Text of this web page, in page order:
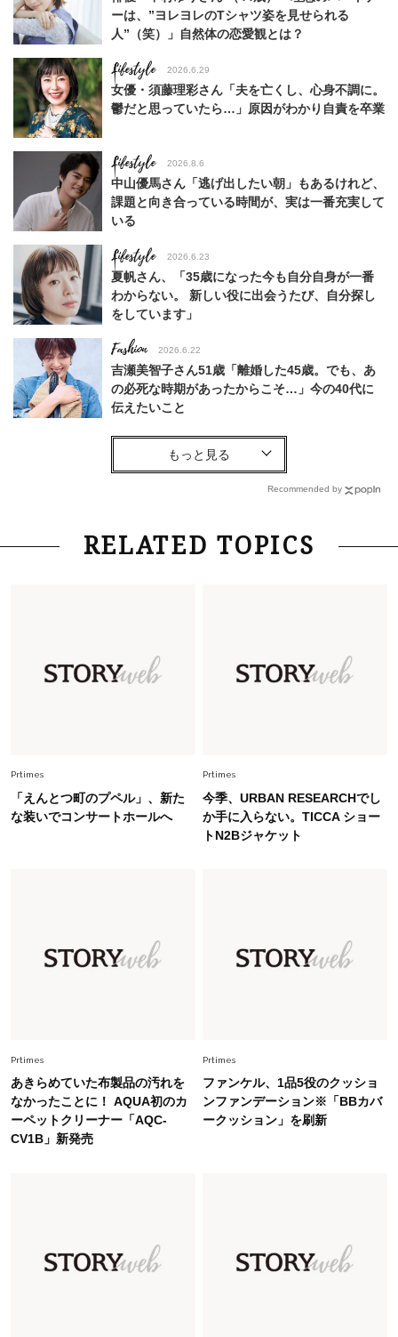
ーは、”ヨレヨレのTシャツ姿を見せられる
人”（笑）」自然体の恋愛観とは？
Lifestyle 2026.6.29
女優・須藤理彩さん「夫を亡くし、心身不調に。
鬱だと思っていたら…」原因がわかり自責を卒業
Lifestyle 2026.8.6
中山優馬さん「逃げ出したい朝」もあるけれど、
課題と向き合っている時間が、実は一番充実して
いる
Lifestyle 2026.6.23
夏帆さん、「35歳になった今も自分自身が一番
わからない。 新しい役に出会うたび、自分探し
をしています」
Fashion 2026.6.22
吉瀬美智子さん51歳「離婚した45歳。でも、あ
の必死な時期があったからこそ…」今の40代に
伝えたいこと
Fashion
【40代コンサバ派】白Tシャツは「パール×ゴー
Lifestyle 2026.7.29
「お若いですね」は褒め言葉？“若い＝美しい”と
上野千鶴子先生が問い直す“理想の老後”の呪縛
【ジェンダー連載23】
Lifestyle 2026.5.22
梅宮アンナさん 電撃婚から1年、家族の価値観
幸福感”に目が向いた」ライフスタイルも、服も
Fashion 2026.5.29
40代の夏通勤はこれ１着！「きちんと感」も
Recommended by
RELATED TOPICS
Prtimes
「えんとつ町のプペル」、新た
な装いでコンサートホールへ
Prtimes
今季、URBAN RESEARCHでし
か手に入らない。TICCA ショー
トN2Bジャケット
Prtimes
あきらめていた布製品の汚れを
なかったことに！ AQUA初のカ
ーペットクリーナー「AQC-
CV1B」新発売
Prtimes
ファンケル、1品5役のクッショ
ンファンデーション※「BBカバ
ークッション」を刷新